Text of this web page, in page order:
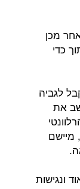
מכן
כדי
לגביה
את
מיישם
ונגישות